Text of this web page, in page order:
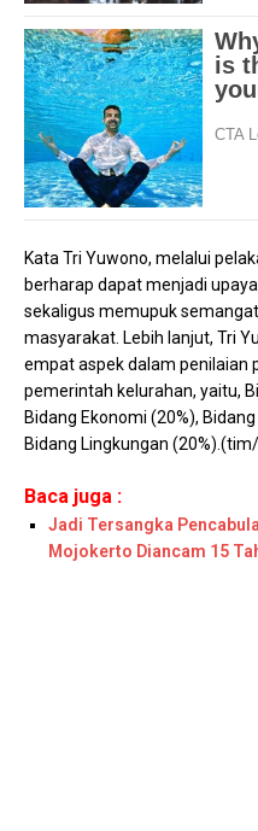
Kata Tri Yuwono, melalui
berharap dapat menjadi
sekaligus memupuk
masyarakat. Lebih lanjut, Tri
empat aspek dalam penilaian
pemerintah kelurahan, yaitu,
Bidang Ekonomi (20%),
Bidang Lingkungan
Baca juga :
Jadi Tersangka
Mojokerto Diancam 15